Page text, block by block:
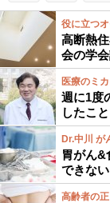
役に立つ
高断熱
会の学
医療のミ
週に1度
したこと
Dr.中川 が
胃がん&
できな
高齢者の